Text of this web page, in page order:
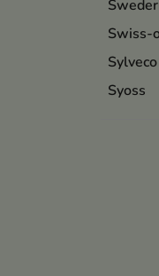
Swiss-
Sylveco
Syoss